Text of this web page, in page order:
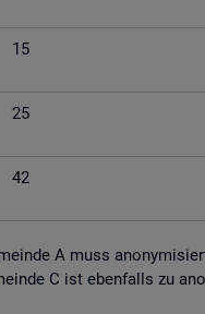
15
25
42
A muss
C ist eben­falls zu